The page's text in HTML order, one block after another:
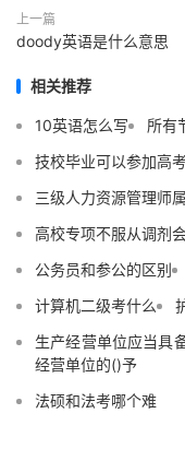
上一篇
doody英语是什么意思
相关推荐
10英语怎么写 所有
技校毕业可以参加高
三级人力资源管理师
高校专项不服从调剂
公务员和参公的区别
计算机二级考什么
生产经营单位应当具
经营单位的()予
法硕和法考哪个难